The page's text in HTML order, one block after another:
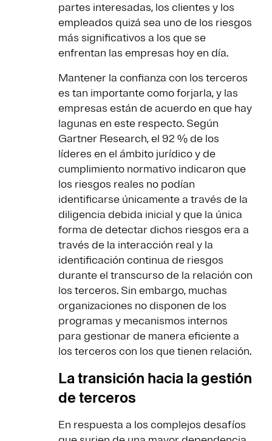
partes interesadas, los clientes y los
empleados quizá sea uno de los riesgos
más significativos a los que se
enfrentan las empresas hoy en día.
Mantener la confianza con los terceros
es tan importante como forjarla, y las
empresas están de acuerdo en que hay
lagunas en este respecto. Según
Gartner Research, el 92 % de los
líderes en el ámbito jurídico y de
cumplimiento normativo indicaron que
los riesgos reales no podían
identificarse únicamente a través de la
diligencia debida inicial y que la única
forma de detectar dichos riesgos era a
través de la interacción real y la
identificación continua de riesgos
durante el transcurso de la relación con
los terceros. Sin embargo, muchas
organizaciones no disponen de los
programas y mecanismos internos
para gestionar de manera eficiente a
los terceros con los que tienen relación.
La transición hacia la gestión
de terceros
En respuesta a los complejos desafíos